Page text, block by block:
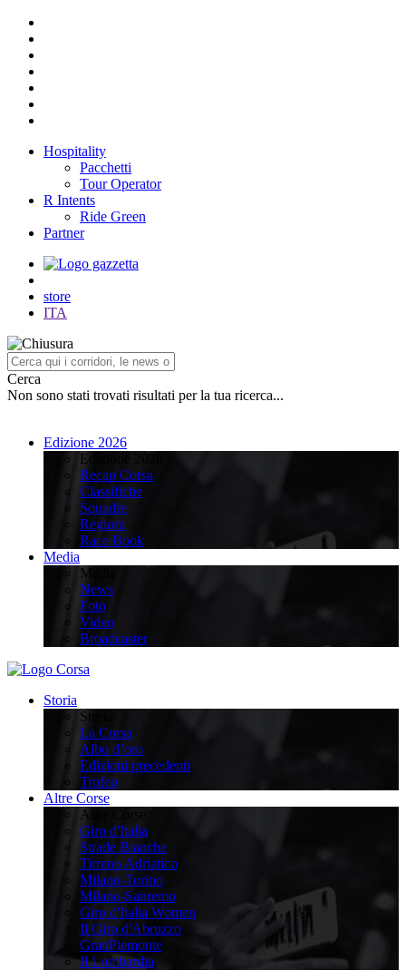
Hospitality
Pacchetti
Tour Operator
R Intents
Ride Green
Partner
store
ITA
Cerca
Non sono stati trovati risultati per la tua ricerca...
Edizione 2026
Edizione 2026
Recap Corsa
Classifiche
Squadre
Regioni
Race Book
Media
Media
News
Foto
Video
Broadcaster
Storia
Storia
La Corsa
Albo d’oro
Edizioni precedenti
Trofeo
Altre Corse
Altre Corse
Giro d'Italia
Strade Bianche
Tirreno Adriatico
Milano-Torino
Milano-Sanremo
Giro d'Italia Women
Il Giro d'Abruzzo
GranPiemonte
Il Lombardia